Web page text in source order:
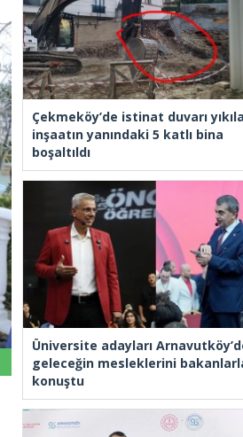
Çekmeköy’de istinat duvarı
inşaatın yanındaki 5 katlı bina
boşaltıldı
Üniversite adayları
geleceğin mesleklerini
konuştu